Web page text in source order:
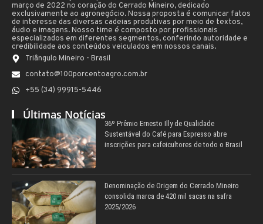
março de 2022 no coração do Cerrado Mineiro, dedicado
exclusivamente ao agronegócio. Nossa proposta é comunicar fatos
de interesse das diversas cadeias produtivas por meio de textos,
áudio e imagens. Nosso time é composto por profissionais
especializados em diferentes segmentos, conferindo autoridade e
credibilidade aos conteúdos veiculados em nossos canais.
Triângulo Mineiro - Brasil
contato@100porcentoagro.com.br
+55 (34) 99915-5446
Últimas Notícias
36º Prêmio Ernesto Illy de Qualidade
Sustentável do Café para Espresso abre
inscrições para cafeicultores de todo o Brasil
Denominação de Origem do Cerrado Mineiro
consolida marca de 420 mil sacas na safra
2025/2026